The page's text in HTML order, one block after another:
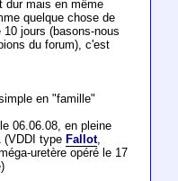
dur mais en même
quelque chose de
jours (basons-nous
du forum), c'est
en "famille"
06.06.08, en pleine
(VDDI type Fallot,
uretère opéré le 17